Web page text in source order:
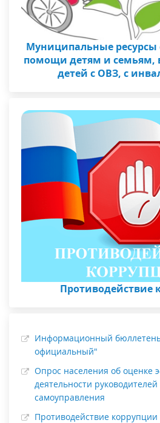
Муниципальные
помощи детям и
детей с ОВЗ, с
Противодействие
Информационный
официальный"
Опрос населения об оценке
деятельности
самоуправления
Противодействие коррупции